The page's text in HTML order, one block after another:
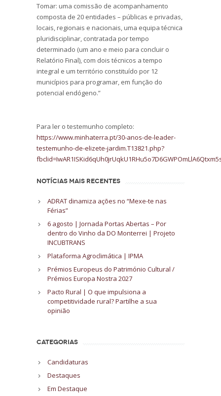
Tomar: uma comissão de acompanhamento
composta de 20 entidades – públicas e privadas,
locais, regionais e nacionais, uma equipa técnica
pluridisciplinar, contratada por tempo
determinado (um ano e meio para concluir o
Relatório Final), com dois técnicos a tempo
integral e um território constituído por 12
municípios para programar, em função do
potencial endógeno.”
Para ler o testemunho completo:
https://www.minhaterra.pt/30-anos-de-leader-
testemunho-de-elizete-jardim.T13821.php?
NOTÍCIAS MAIS RECENTES
ADRAT dinamiza ações no “Mexe-te nas
Férias”
6 agosto | Jornada Portas Abertas – Por
dentro do Vinho da DO Monterrei | Projeto
INCUBTRANS
Plataforma Agroclimática | IPMA
Prémios Europeus do Património Cultural /
Prémios Europa Nostra 2027
Pacto Rural | O que impulsiona a
competitividade rural? Partilhe a sua
opinião
CATEGORIAS
Candidaturas
Destaques
Em Destaque